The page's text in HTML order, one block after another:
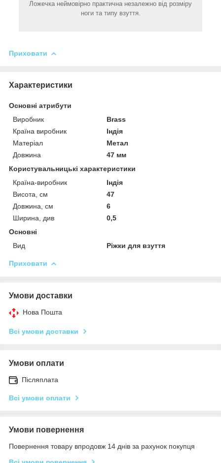
Ложечка неймовірно практична незалежно від розміру
ноги та типу взуття.
Приховати
Характеристики
Основні атрибути
Виробник
Brass
Країна виробник
Індія
Матеріал
Метал
Довжина
47 мм
Користувальницькі характеристики
Країна-виробник
Індія
Висота, см
47
Довжина, см
6
Ширина, див
0,5
Основні
Вид
Ріжки для взуття
Приховати
Умови доставки
Нова Пошта
Всі умови доставки
Умови оплати
Післяплата
Всі умови оплати
Умови повернення
Повернення товару впродовж 14 днів за рахунок покупця